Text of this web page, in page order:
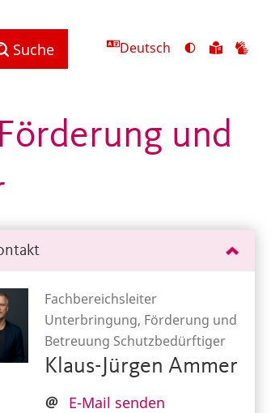
Suche Deutsch
Ansicht
umschalten
Zu
leichter
und
Fachbereichsleiter
Unterbringung, Förderung und
Betreuung Schutzbedürftiger
Klaus-Jürgen Ammer
E-Mail senden